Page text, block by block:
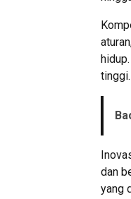
tinggi.
dan
yang